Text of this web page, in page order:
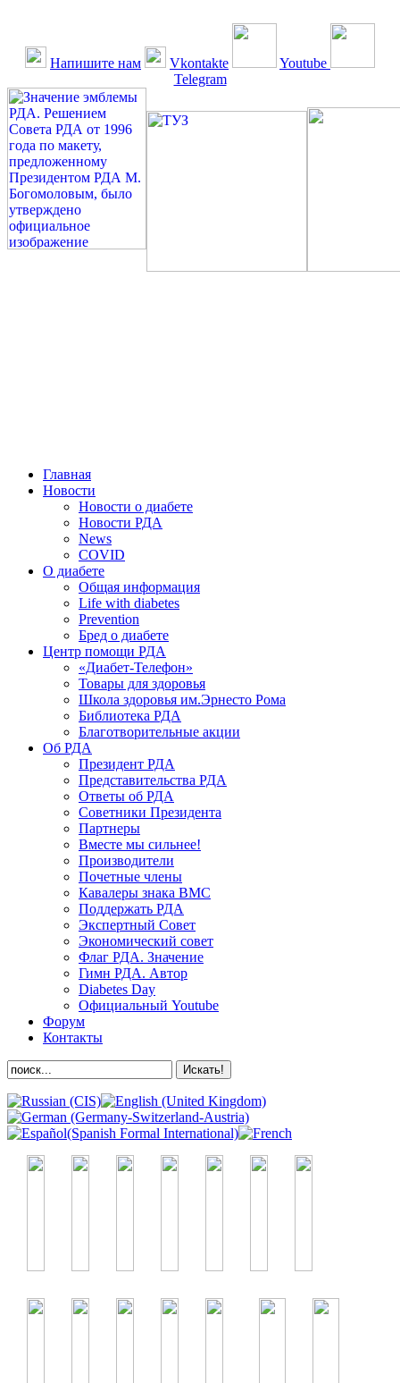
Напишите нам Vkontakte
Youtube
Telegram
Главная
Новости
Новости о диабете
Новости РДА
News
COVID
О диабете
Общая информация
Life with diabetes
Prevention
Бред о диабете
Центр помощи РДА
«Диабет-Телефон»
Товары для здоровья
Школа здоровья им.Эрнесто Рома
Библиотека РДА
Благотворительные акции
Об РДА
Президент РДА
Представительства РДА
Ответы об РДА
Советники Президента
Партнеры
Вместе мы сильнее!
Производители
Почетные члены
Кавалеры знака ВМС
Поддержать РДА
Экспертный Совет
Экономический совет
Флаг РДА. Значение
Гимн РДА. Автор
Diabetes Day
Официальный Youtube
Форум
Контакты